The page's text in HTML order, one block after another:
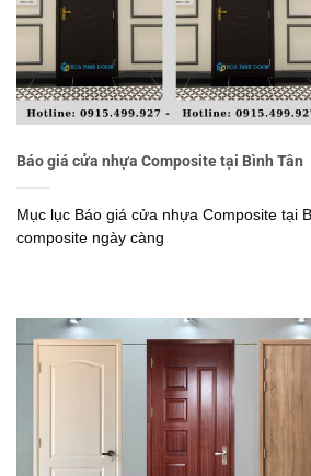
Báo giá cửa nhựa Composite tại Bình Tân
Mục lục Báo giá cửa nhựa Composite tại
composite ngày càng